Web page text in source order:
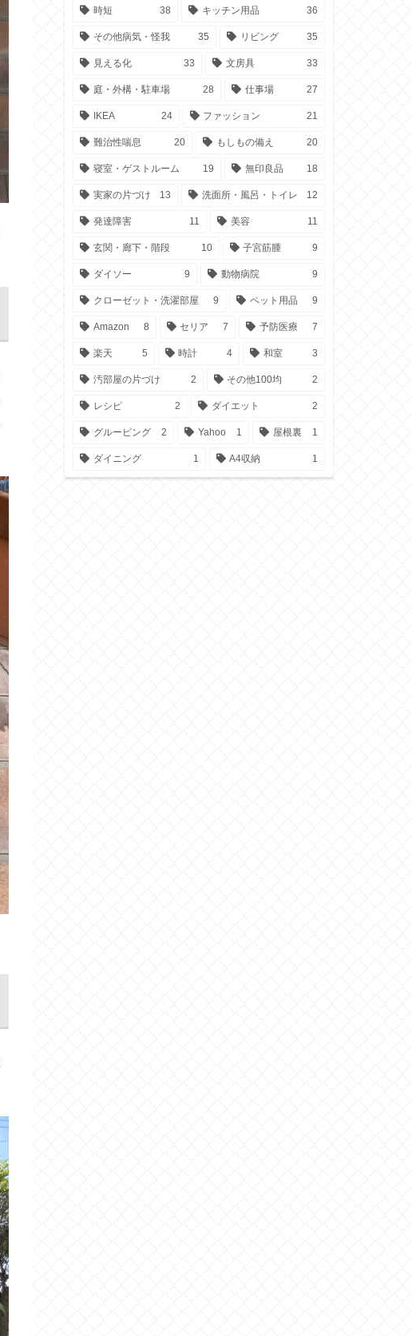
時短 38 キッチン用品 36
その他病気・怪我 35 リビング 35
見える化 33 文房具 33
庭・外構・駐車場 28 仕事場 27
IKEA 24 ファッション 21
難治性喘息 20 もしもの備え 20
寝室・ゲストルーム 19 無印良品 18
実家の片づけ 13 洗面所・風呂・トイレ 12
発達障害 11 美容 11
玄関・廊下・階段 10 子宮筋腫 9
ダイソー 9 動物病院 9
クローゼット・洗濯部屋 9 ペット用品 9
Amazon 8 セリア 7 予防医療 7
楽天 5 時計 4 和室 3
汚部屋の片づけ 2 その他100均 2
レシピ 2 ダイエット 2
グルーピング 2 Yahoo 1 屋根裏 1
ダイニング 1 A4収納 1